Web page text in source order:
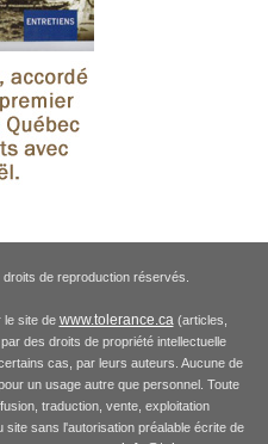
de reproduction réservés.
le site de www.tolerance.ca(articles,
des droits de propriété intellectuelle
cas, par leurs auteurs. Aucune de
un usage autre que personnel. Toute
traduction, vente, exploitation
sans l'autorisation préalable écrite de